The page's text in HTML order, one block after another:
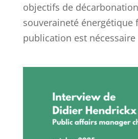
objectifs de
souveraineté énergétique
publication est